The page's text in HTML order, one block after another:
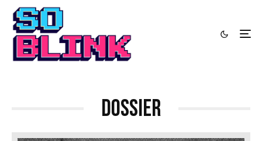
Dossier